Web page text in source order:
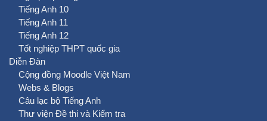
Tiếng Anh 10
Tiếng Anh 11
Tiếng Anh 12
Tốt nghiệp THPT quốc gia
Diễn Đàn
Cộng đồng Moodle Việt Nam
Webs & Blogs
Câu lạc bộ Tiếng Anh
Thư viện Đề thi và Kiểm tra